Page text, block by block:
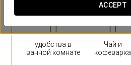
ACCEPT
удобства в
ванной комнате
Чай и
кофеварка